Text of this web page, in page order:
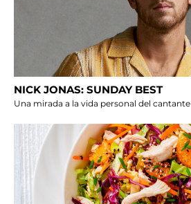
NICK JONAS: SUNDAY BEST
Una mirada a la vida personal del cantante